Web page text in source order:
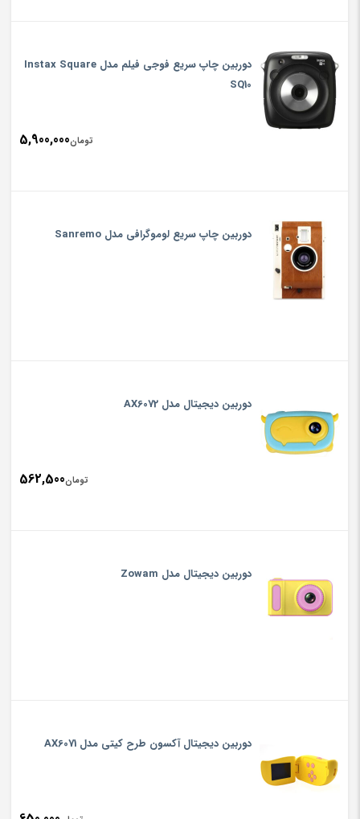
دوربین چاپ سریع فوجی فیلم مدل Instax Square
SQ10
تومان5,900,000
دوربین چاپ سریع لوموگرافی مدل Sanremo
دوربین دیجیتال مدل AX6072
تومان562,500
دوربین دیجیتال مدل Zowam
دوربین دیجیتال آکسون طرح کیتی مدل AX6071